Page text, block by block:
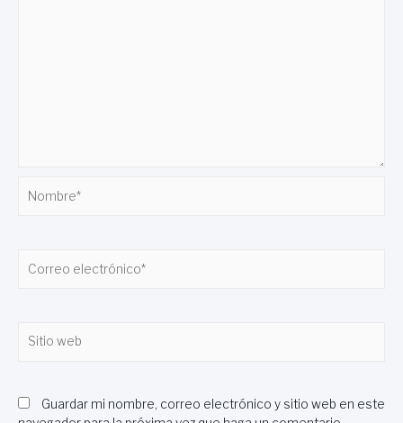
electrónico*
web
Guardar mi nombre, correo electrónico y sitio web en este